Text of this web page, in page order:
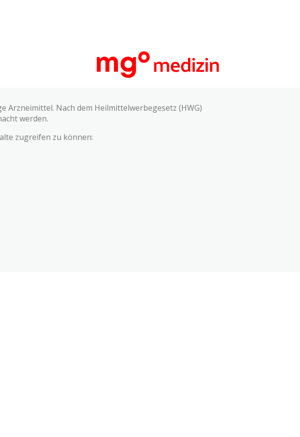
Nach dem Heilmittelwerbegesetz (HWG)
werden.
zugreifen zu können: